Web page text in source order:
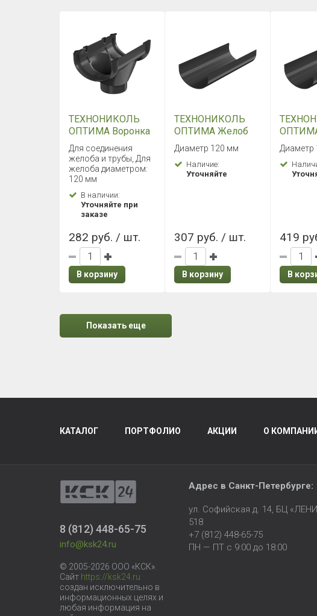
ТЕХНОНИКОЛЬ
ОПТИМА Воронка
желоба (Черный)
Для соединения
желоба и трубы, Для
желоба диаметром:
120 мм
В наличии:
Уточняйте при
заказе
282 руб. / шт.
В корзину
ТЕХНОНИКОЛЬ
ОПТИМА Желоб
2000 мм (Черный)
Диаметр 120 мм
Наличие:
Уточняйте
307 руб. / шт.
В корзину
3000
Диаметр
419
В
Показать еще
КАТАЛОГ ПОРТФОЛИО АКЦИИ О
8 (812) 448-65-75
info@ksk24.ru
© 2005-2026 ООО «КСК».
Сайт https://ksk24.ru
создан исключительно в
информационных целях и
любая информация на
Адрес в Санкт-Петербурге:
ул. Софийская д. 14, БЦ
518
+7 (812) 448-65-75
ПН — ПТ с 9:00 до 18:00